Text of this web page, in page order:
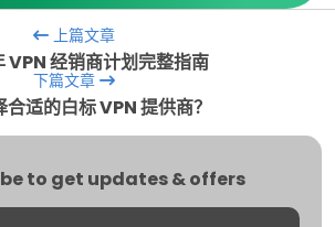
上篇文章
VPN 经销商计划完整指南
下篇文章
适的白标 VPN 提供商？
to get updates & offers